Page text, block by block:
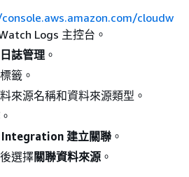
cloudw
Logs 主控台。
日誌管理 。
籤。
來源名稱和資料來源類型。
。
Integration 建立關聯 。
選擇關聯資料來源 。